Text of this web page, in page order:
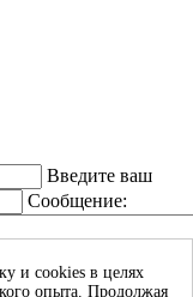
Введите ваш
Сообщение:
и cookies в целях
опыта. Продолжая